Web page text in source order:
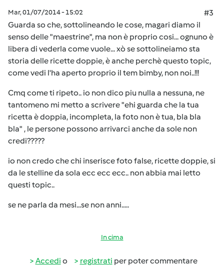
Mar, 01/07/2014 - 15:02
#3
Guarda so che, sottolineando le cose, magari diamo il
senso delle "maestrine", ma non è proprio cosi... ognuno è
libera di vederla come vuole... xò se sottolineiamo sta
storia delle ricette doppie, è anche perchè questo topic,
come vedi l'ha aperto proprio il tem bimby, non noi..!!!
Cmq come ti ripeto.. io non dico piu nulla a nessuna, ne
tantomeno mi metto a scrivere "ehi guarda che la tua
ricetta è doppia, incompleta, la foto non è tua, bla bla
bla" , le persone possono arrivarci anche da sole non
credi?????
io non credo che chi inserisce foto false, ricette doppie, si
da le stelline da sola ecc ecc ecc.. non abbia mai letto
questi topic..
se ne parla da mesi...se non anni.....
In cima
Accedi o registrati per poter commentare